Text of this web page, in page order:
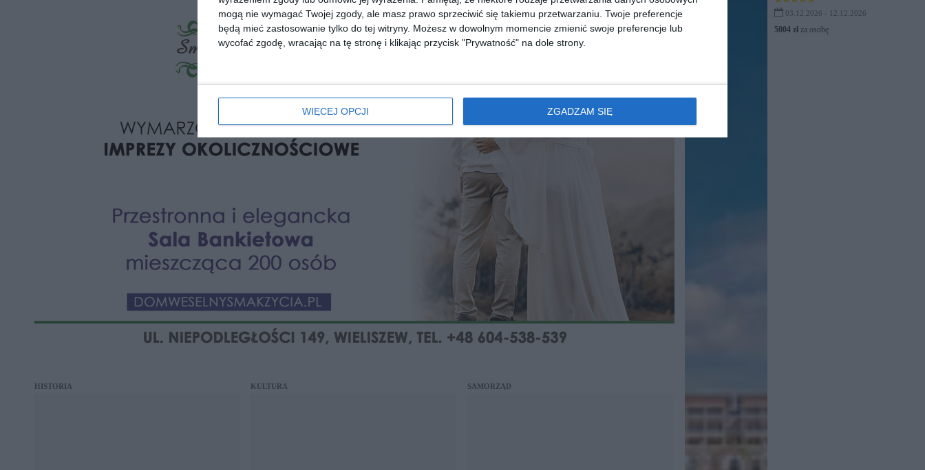
mogą nie wymagać Twojej zgody, ale masz prawo sprzeciwić się takiemu przetwarzaniu. Twoje preferencje
będą mieć zastosowanie tylko do tej witryny. Możesz w dowolnym momencie zmienić swoje preferencje lub
wycofać zgodę, wracając na tę stronę i klikając przycisk "Prywatność" na dole strony.
WIĘCEJ OPCJI ZGADZAM SIĘ
REKLAMA
HISTORIA KULTURA SAMORZĄD
03.12.2026 - 12.12.2026
5004 zł za osobę